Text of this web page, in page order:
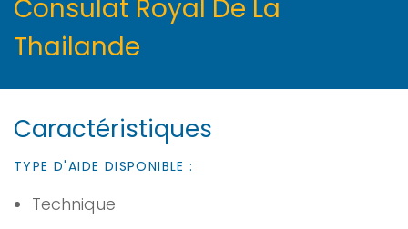
Consulat Royal De La
Thailande
Caractéristiques
TYPE D'AIDE DISPONIBLE :
Technique